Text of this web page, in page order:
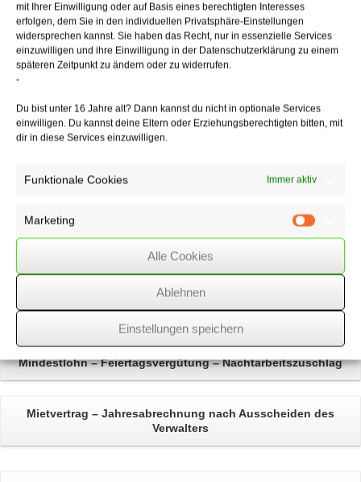
mit Ihrer Einwilligung oder auf Basis eines berechtigten Interesses
erfolgen, dem Sie in den individuellen Privatsphäre-Einstellungen
widersprechen kannst. Sie haben das Recht, nur in essenzielle Services
einzuwilligen und ihre Einwilligung in der Datenschutzerklärung zu einem
späteren Zeitpunkt zu ändern oder zu widerrufen.
-
Du bist unter 16 Jahre alt? Dann kannst du nicht in optionale Services
einwilligen. Du kannst deine Eltern oder Erziehungsberechtigten bitten, mit
dir in diese Services einzuwilligen.
Funktionale Cookies Immer aktiv
Marketing
Alle Cookies
Ablehnen
Einstellungen speichern
werden. Eine Entgeltkürzung wegen Nicht- oder Schlechtleistung
scheidet daher von vornherein aus. Es kommt aber auch keine
Herabsetzung des Heimentgelts wegen Störung der
Geschäftsgrundlage in Betracht, da sich durch die Besuchs- und
Ausgangsbeschränkungen die Geschäftsgrundlage für den
wssk-admin
RelatedPosts
Elektromobilität –Mehr Ladesäulen für E-Fahrzeuge
Mindestlohn– Feiertagsvergütung – Nachtarbeitszuschlag
Mietvertrag – Jahresabrechnung nach Ausscheiden des
Verwalters